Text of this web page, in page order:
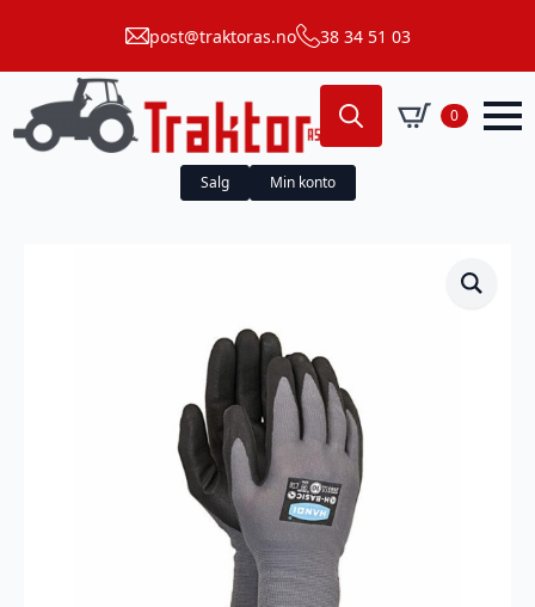
post@traktoras.no 38 34 51 03
Search
for:
0
Salg Min konto